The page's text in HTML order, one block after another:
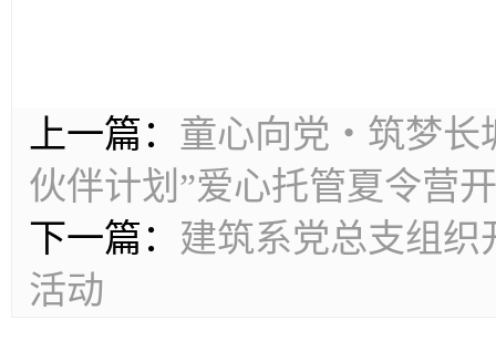
上一篇： 童心向党・筑梦长
伙伴计划”爱心托管夏令营
下一篇： 建筑系党总支组织
活动